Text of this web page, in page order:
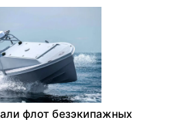
флот безэкипажных